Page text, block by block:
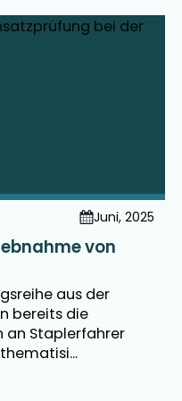
Juni, 2025
von
aus der
bereits die
an Staplerfahrer